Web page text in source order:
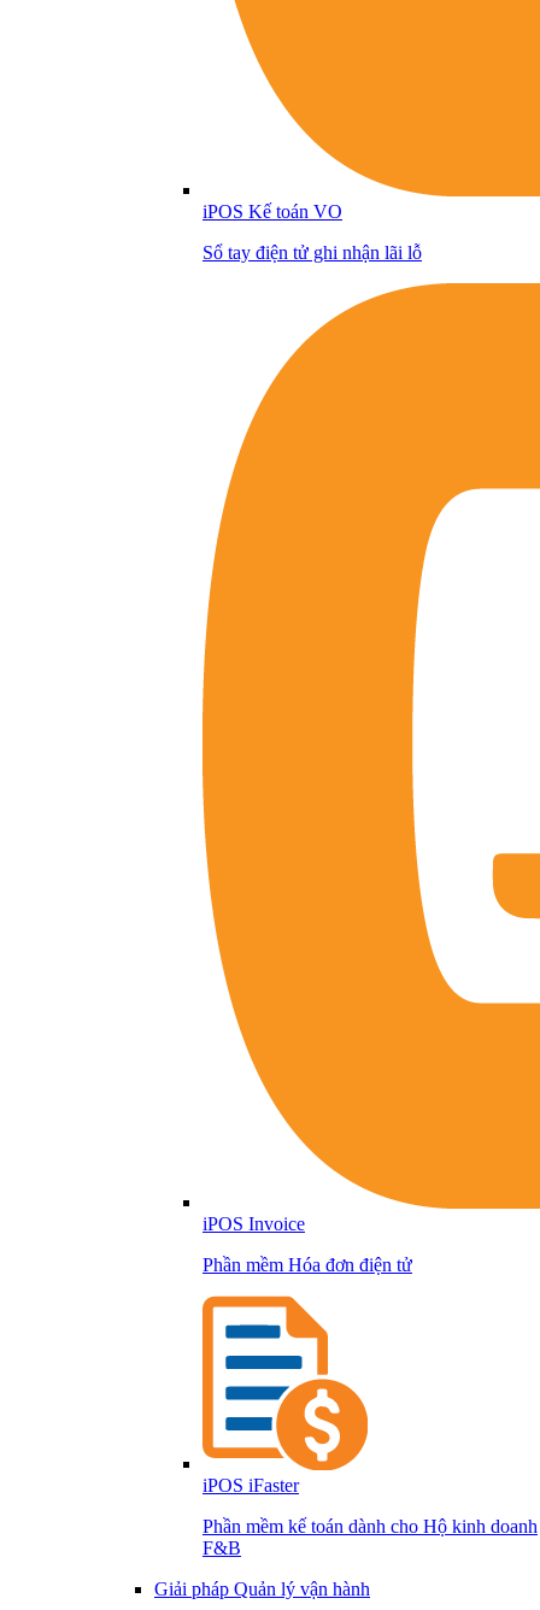
iPOS Kế toán VO
Sổ tay điện tử ghi nhận lãi lỗ
iPOS Invoice
Phần mềm Hóa đơn điện tử
iPOS iFaster
Phần mềm kế toán dành cho Hộ kinh doanh
F&B
Giải pháp Quản lý vận hành